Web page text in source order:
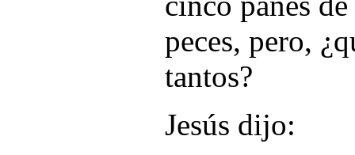
peces, pero,
tantos?
Jesús dijo: